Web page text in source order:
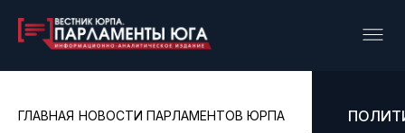
ГЛАВНАЯ НОВОСТИ ПАРЛАМЕНТОВ ЮРПА